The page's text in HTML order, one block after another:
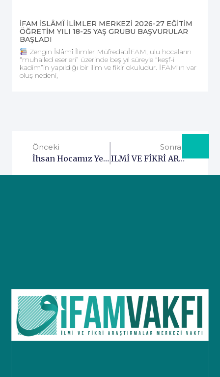
İFAM İSLÂMÎ İLİMLER MERKEZİ 2026-27 EĞİTİM
ÖĞRETİM YILI 18-25 YAŞ GRUBU BAŞVURULAR
BAŞLADI
Zengin İslâmî İlimler MüfredatıİFAM, ulu hocaların
“muhalled eserleri” üzerinde beş yıl süreyle “keşf-i
kadim”in yapıldığı bir ilim ve fikir okuludur. İFAM’ın var
oluş nedeni,
Önceki
İhsan Hocamız Yeni Dönemde İFAM Öğrencileri İle Hasbihal Ettiler.
Sonraki
ILMİ VE FİKRİ ARAŞTIRMALAR MERKEZİ (İFAM) – Tanıtım Filmi